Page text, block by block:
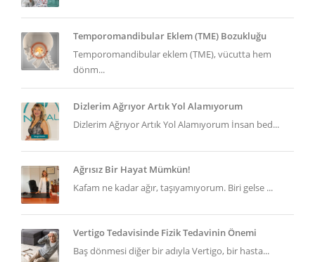
Temporomandibular Eklem (TME) Bozukluğu
Temporomandibular eklem (TME), vücutta hem
dönm...
Dizlerim Ağrıyor Artık Yol Alamıyorum
Dizlerim Ağrıyor Artık Yol Alamıyorum İnsan bed...
Ağrısız Bir Hayat Mümkün!
Kafam ne kadar ağır, taşıyamıyorum. Biri gelse ...
Vertigo Tedavisinde Fizik Tedavinin Önemi
Baş dönmesi diğer bir adıyla Vertigo, bir hasta...